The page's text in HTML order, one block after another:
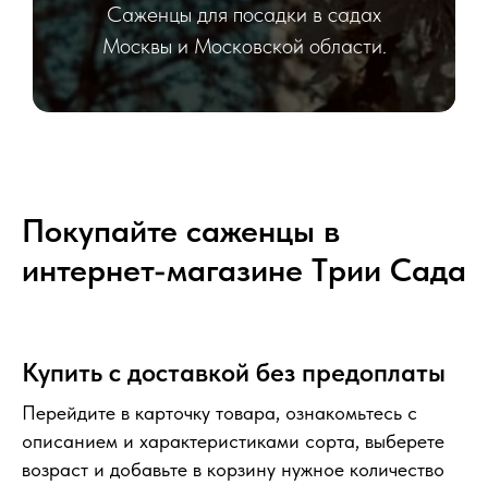
Саженцы для посадки в садах
Москвы и Московской области.
Покупайте саженцы в
интернет-магазине Tрии Сада
Купить с доставкой без предоплаты
Перейдите в карточку товара, ознакомьтесь с
описанием и характеристиками сорта, выберете
возраст и добавьте в корзину нужное количество